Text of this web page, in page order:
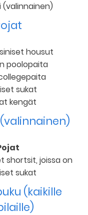
(valinnainen)
housut
poolopaita
sukat
kengät
shortsit, joissa on
sukat
(kaikille